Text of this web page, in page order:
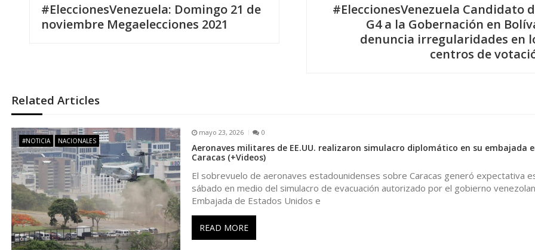
g
a
c
i
ó
#EleccionesVenezuela: Domingo 21 de
noviembre Megaelecciones 2021
#EleccionesVenezuela Candidato
G4 a la Gobernación en
denuncia irregularidades en
centros de
Related Articles
#NOTICIA NACIONALES
mayo 23, 2026 0
Aeronaves militares de EE.UU. realizaron simulacro diplomático en su embajada
Caracas (+Videos)
El sobrevuelo de aeronaves estadounidenses sobre Caracas generó expectativa
sábado en medio del simulacro de evacuación autorizado por el gobierno
Embajada de Estados Unidos e
READ MORE